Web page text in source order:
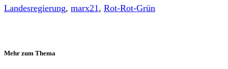
Landesregierung, marx21 , Rot-Rot-Grün
Mehr zum Thema